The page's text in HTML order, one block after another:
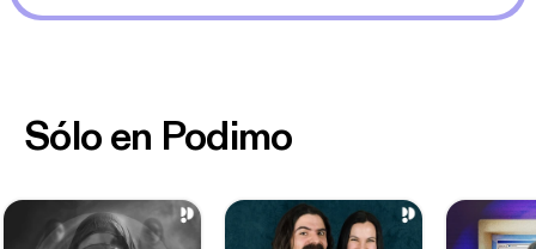
Sólo en Podimo